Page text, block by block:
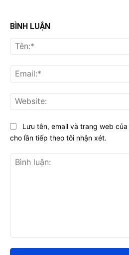
BÌNH LUẬN
luận:
Lưu tên, email và trang web
cho lần tiếp theo tôi nhận xét.